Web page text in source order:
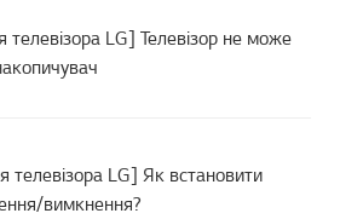
телевізора LG] Телевізор не може
LG] Як встановити
вимкнення?